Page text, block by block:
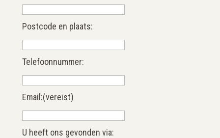
Postcode en plaats:
Telefoonnummer:
Email:(vereist)
U heeft ons gevonden via: